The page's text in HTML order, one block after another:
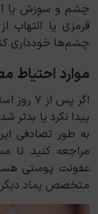
چشم و سوزش یا
قرمزی یا التهاب
چشم‌ها خودداری
موارد احتیاط
اگر پس
پیدا نکرد یا
به طور تصادفی
مراجعه کنید تا
عفونت پوستی
متخصص پماد